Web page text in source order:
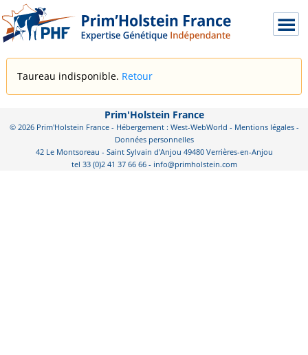
Taureau indisponible. Retour
Prim'Holstein France
© 2026 Prim'Holstein France - Hébergement : West-WebWorld - Mentions légales-
Données personnelles
42 Le Montsoreau - Saint Sylvain d'Anjou 49480 Verrières-en-Anjou
tel 33 (0)2 41 37 66 66 - info@primholstein.com